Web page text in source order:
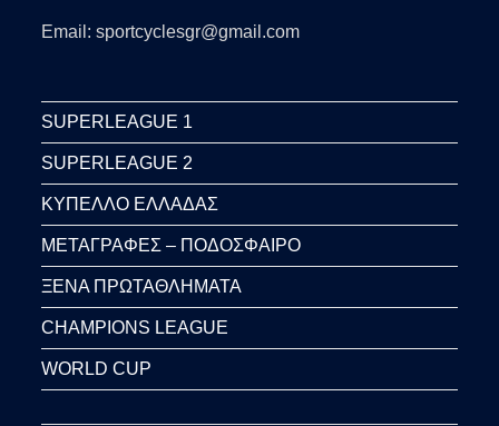
Email: sportcyclesgr@gmail.com
SUPERLEAGUE 1
SUPERLEAGUE 2
ΚΥΠΕΛΛΟ ΕΛΛΑΔΑΣ
ΜΕΤΑΓΡΑΦΕΣ – ΠΟΔΟΣΦΑΙΡΟ
ΞΕΝΑ ΠΡΩΤΑΘΛΗΜΑΤΑ
CHAMPIONS LEAGUE
WORLD CUP